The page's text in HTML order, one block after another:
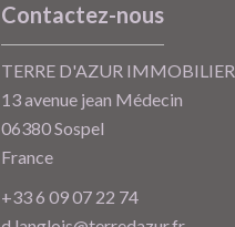
Contactez-nous
TERRE D'AZUR IMMOBILIER
13 avenue jean Médecin
06380Sospel
France
+33 6 09 07 22 74